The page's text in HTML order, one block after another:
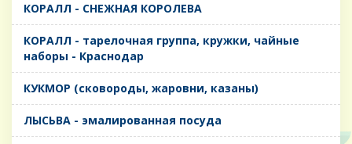
КОРАЛЛ - СНЕЖНАЯ КОРОЛЕВА
КОРАЛЛ - тарелочная группа, кружки, чайные
наборы - Краснодар
КУКМОР (сковороды, жаровни, казаны)
ЛЫСЬВА - эмалированная посуда